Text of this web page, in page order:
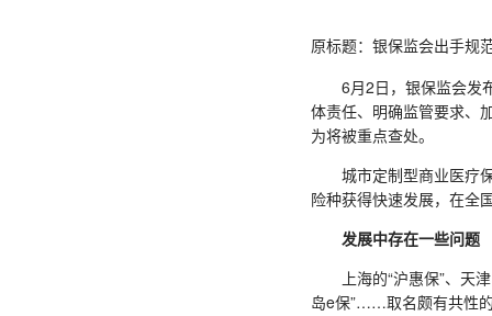
原标题：银保监会出手规
6月2日，银保监会发布
体责任、明确监管要求、
为将被重点查处。
城市定制型商业医疗保
险种获得快速发展，在全
发展中存在一些问题
上海的“沪惠保”、天津
岛e保”……取名颇有共性